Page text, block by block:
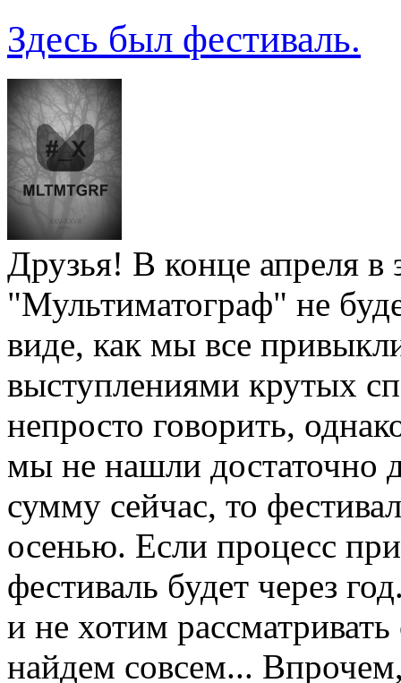
Здесь был фестиваль.
Друзья! В конце апреля в
"Мультиматограф" не
виде, как мы все
выступлениями крутых
непросто говорить,
мы не нашли достаточно
сумму сейчас, то
осенью. Если процесс
фестиваль будет через
и не хотим
найдем совсем...